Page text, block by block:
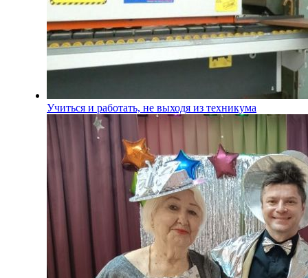
Учиться и работать, не выходя из техникума